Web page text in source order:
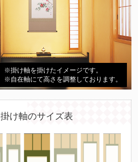
※掛け軸を掛けたイメージです。
※自在軸にて高さを調整しております。
掛け軸のサイズ表